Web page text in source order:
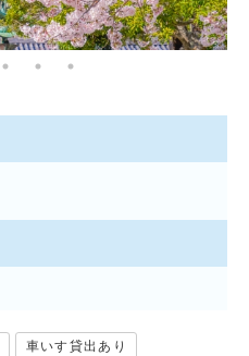
車いす貸出あり